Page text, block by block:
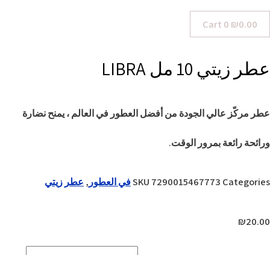
₪0.00
0
Cart
عطر زيتي 10 مل LIBRA
عطر مركّز عالي الجودة من أفضل العطور في العالم ، يمنح نضارة
ورائحة رائعة بمرور الوقت.
SKU 7290015467773 Categories في العطور, عطر زيتي
₪20.00